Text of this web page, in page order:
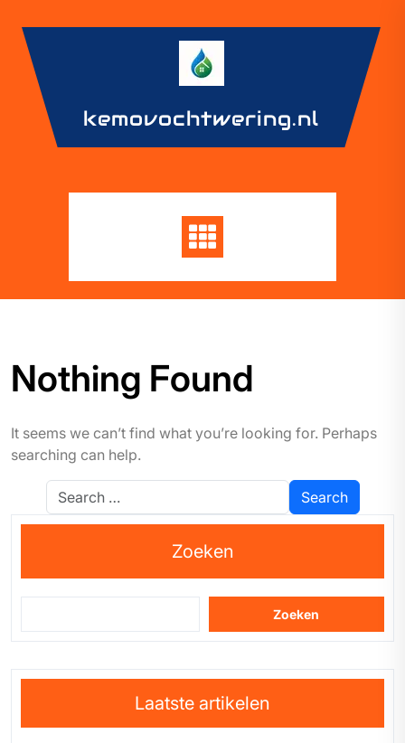
content
kemovochtwering.nl
Nothing Found
It seems we can’t find what you’re looking for. Perhaps
searching can help.
Zoeken
Zoeken
Laatste artikelen